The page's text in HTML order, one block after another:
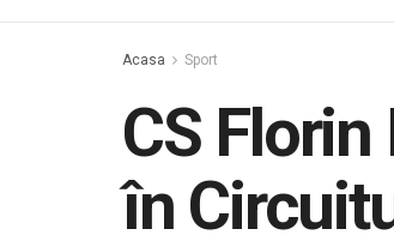
Acasa Sport
CS
în